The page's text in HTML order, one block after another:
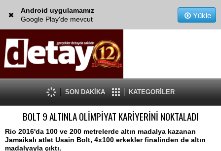
Android uygulamamız
Google Play'de mevcut
Yükle
SON DAKİKA KATEGORİLER
BOLT 9 ALTINLA OLİMPİYAT KARİYERİNİ NOKTALADI
Rio 2016'da 100 ve 200 metrelerde altın madalya kazanan
Jamaikalı atlet Usain Bolt, 4x100 erkekler finalinden de altın
madalyayla çıktı.